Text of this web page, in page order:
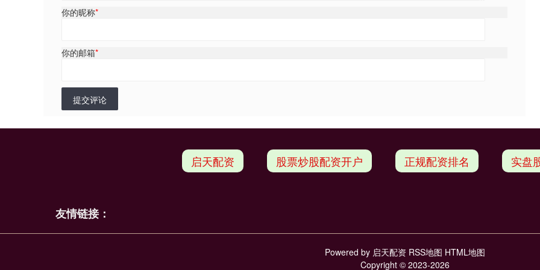
你的昵称*
你的邮箱*
提交评论
启天配资 股票炒股配资开户 正规配资排名 实盘
友情链接：
Powered by 启天配资 RSS地图 HTML地图
Copyright © 2023-2026